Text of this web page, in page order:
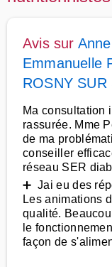
Avis sur Anne
Emmanuelle
ROSNY SUR
Ma consultation
rassurée. Mme
de ma
conseiller
réseau SER
➕ Jai eu des
Les animations
qualité.
le
façon de